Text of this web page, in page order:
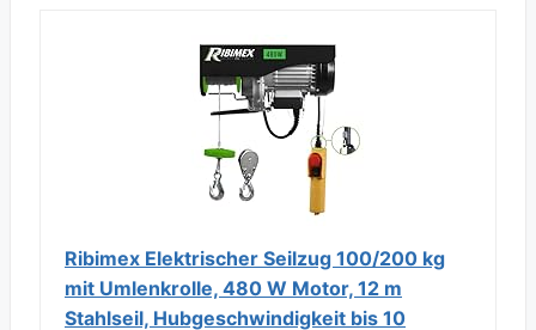
Ribimex Elektrischer Seilzug 100/200 kg
mit Umlenkrolle, 480 W Motor, 12 m
Stahlseil, Hubgeschwindigkeit bis 10